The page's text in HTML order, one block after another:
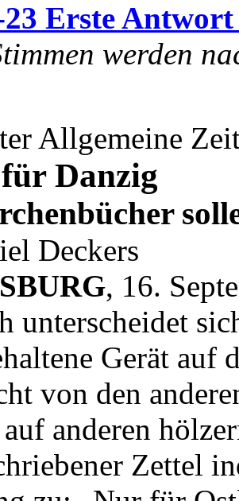
23 Erste
werden
Allgemeine
Danzig
Deckers
, 16.
unterscheidet
Gerät auf
von den
anderen
Zettel